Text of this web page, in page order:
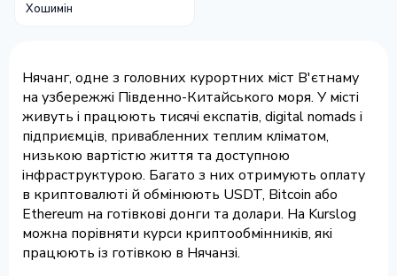
Хошимін
Нячанг, одне з головних курортних міст В'єтнаму
на узбережжі Південно-Китайського моря. У місті
живуть і працюють тисячі експатів, digital nomads і
підприємців, привабленних теплим кліматом,
низькою вартістю життя та доступною
інфраструктурою. Багато з них отримують оплату
в криптовалюті й обмінюють USDT, Bitcoin або
Ethereum на готівкові донги та долари. На Kurslog
можна порівняти курси криптообмінників, які
працюють із готівкою в Нячанзі.